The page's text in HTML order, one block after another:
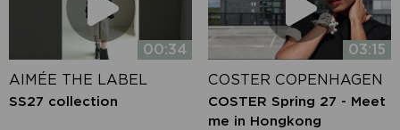
00:34
AIMÉE THE LABEL
SS27 collection
03:15
COSTER COPENHAGEN
COSTER Spring 27 - Meet
me in Hongkong